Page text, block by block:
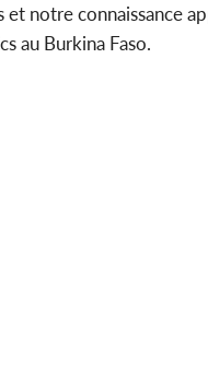
notre connaissance
au Burkina Faso.